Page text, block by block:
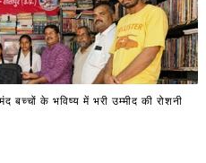
के भविष्य में भरी उम्मीद की रोशनी